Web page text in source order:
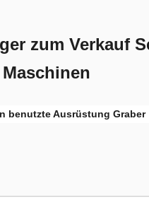
zum Verkauf
benutzte Ausrüstung Graber